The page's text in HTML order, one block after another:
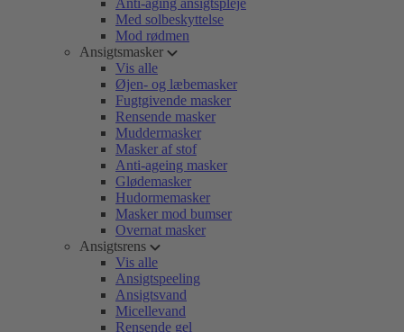
Anti-aging ansigtspleje
Med solbeskyttelse
Mod rødmen
Ansigtsmasker
Vis alle
Øjen- og læbemasker
Fugtgivende masker
Rensende masker
Muddermasker
Masker af stof
Anti-ageing masker
Glødemasker
Hudormemasker
Masker mod bumser
Overnat masker
Ansigtsrens
Vis alle
Ansigtspeeling
Ansigtsvand
Micellevand
Rensende gel